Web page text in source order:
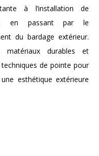
à l’installation de
en passant par le
du bardage extérieur.
matériaux durables et
de pointe pour
esthétique extérieure